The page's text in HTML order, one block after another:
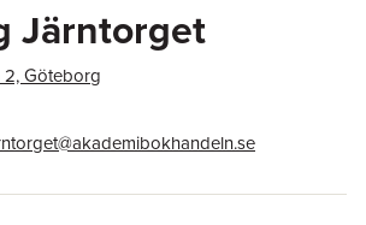
Järntorget
Göteborg